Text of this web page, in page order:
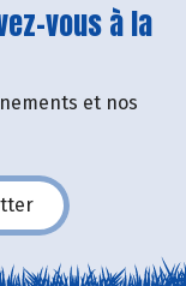
vous à la
et nos